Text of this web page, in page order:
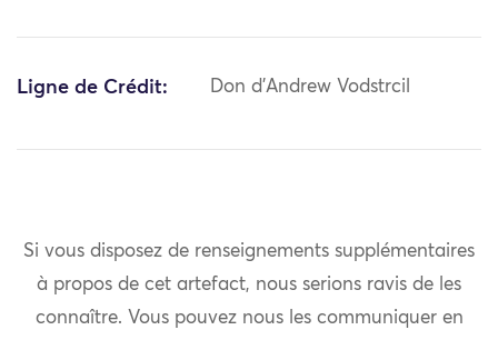
Ligne de Crédit: Don d'Andrew Vodstrcil
Si vous disposez de renseignements supplémentaires
à propos de cet artefact, nous serions ravis de les
connaître. Vous pouvez nous les communiquer en